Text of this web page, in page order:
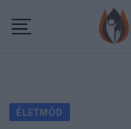
ÉLETMÓD